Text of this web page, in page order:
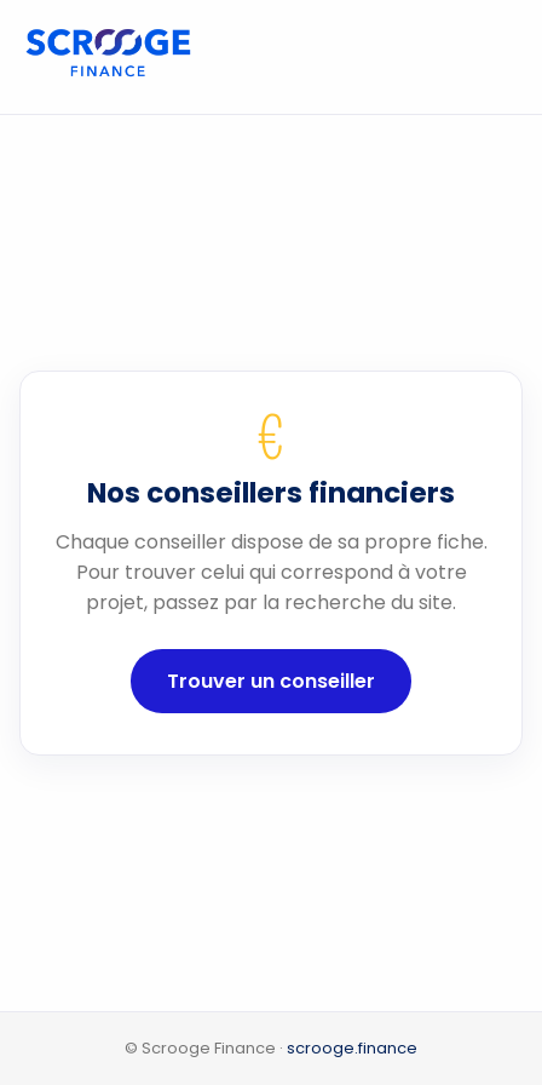
€
Nos conseillers financiers
Chaque conseiller dispose de sa propre fiche.
Pour trouver celui qui correspond à votre
projet, passez par la recherche du site.
Trouver un conseiller
© Scrooge Finance · scrooge.finance